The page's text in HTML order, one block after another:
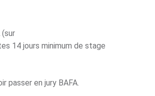
14 jours minimum de stage
passer en jury BAFA.